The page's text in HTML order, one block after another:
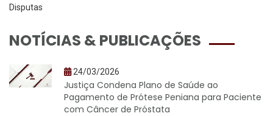
Disputas
NOTÍCIAS & PUBLICAÇÕES
24/03/2026
Justiça Condena Plano de Saúde ao
Pagamento de Prótese Peniana para Paciente
com Câncer de Próstata